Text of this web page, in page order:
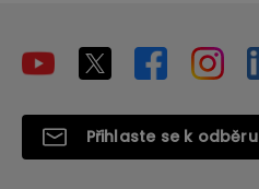
Přihlaste se k odběru